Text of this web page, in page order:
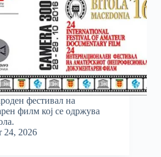
фестивал на
филм кој се одржува
24, 2026